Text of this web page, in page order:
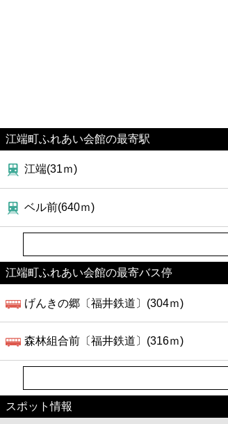
江端町ふれあい会館の最寄駅
江端(31ｍ)
ベル前(640ｍ)
江端町ふれあい会館の最寄バス停
げんきの郷〔福井鉄道〕(304ｍ)
森林組合前〔福井鉄道〕(316ｍ)
スポット情報